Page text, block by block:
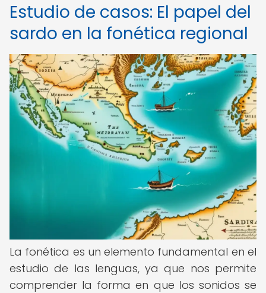
Estudio de casos: El papel del
sardo en la fonética regional
La fonética es un elemento fundamental en el
estudio de las lenguas, ya que nos permite
comprender la forma en que los sonidos se